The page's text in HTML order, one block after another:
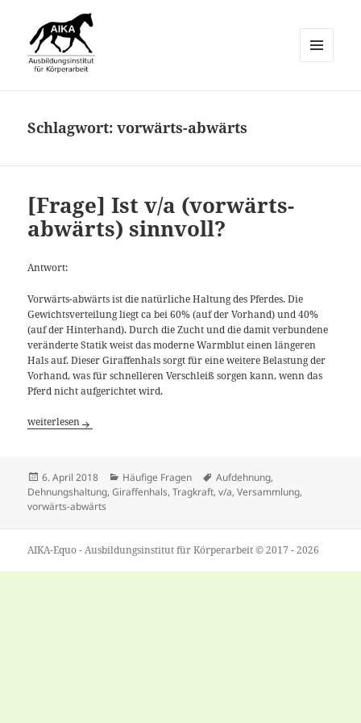
Schlagwort:vorwärts-abwärts
[Frage] Ist v/a (vorwärts-
abwärts) sinnvoll?
Antwort:
Vorwärts-abwärts ist die natürliche Haltung des Pferdes. Die
Gewichtsverteilung liegt ca bei 60% (auf der Vorhand) und 40%
(auf der Hinterhand). Durch die Zucht und die damit verbundene
veränderte Statik weist das moderne Warmblut einen längeren
Hals auf. Dieser Giraffenhals sorgt für eine weitere Belastung der
Vorhand, was für schnelleren Verschleiß sorgen kann, wenn das
Pferd nicht aufgerichtet wird.
[Frage] Ist v/a (vorwärts-abwärts) sinnvoll?
weiterlesen
Veröffentlicht
am
6. April 2018 Kategorien
Häufige Fragen Tags
Aufdehnung,
Dehnungshaltung,Giraffenhals,Tragkraft,v/a,Versammlung,
vorwärts-abwärts
AIKA-Equo - Ausbildungsinstitut für Körperarbeit © 2017 - 2026